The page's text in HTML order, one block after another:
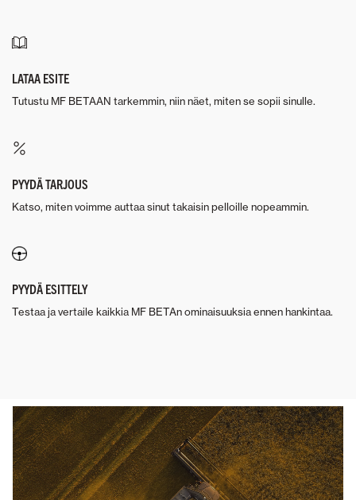
LATAA ESITE
Tutustu MF BETAAN tarkemmin, niin näet, miten se sopii sinulle.
PYYDÄ TARJOUS
Katso, miten voimme auttaa sinut takaisin pelloille nopeammin.
PYYDÄ ESITTELY
Testaa ja vertaile kaikkia MF BETAn ominaisuuksia ennen hankintaa.